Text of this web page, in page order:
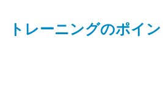
トレーニングのポイ